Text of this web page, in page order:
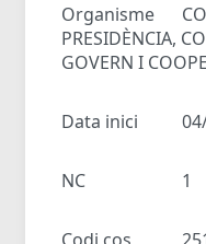
Organisme
PRESIDÈNCIA,
GOVERN I
Data inici
NC 1